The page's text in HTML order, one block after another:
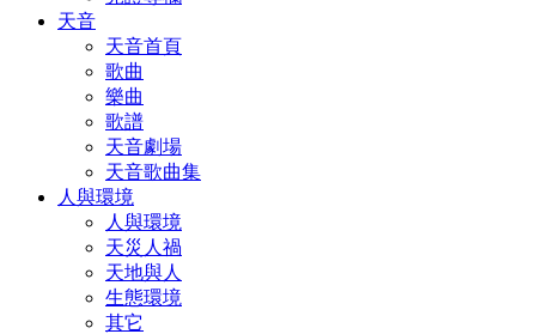
天音
天音首頁
歌曲
樂曲
歌譜
天音劇場
天音歌曲集
人與環境
人與環境
天災人禍
天地與人
生態環境
其它